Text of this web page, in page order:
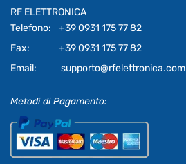
RF ELETTRONICA
Telefono:
+39 0931 175 77 82
Fax:
+39 0931 175 77 82
Email:
supporto@rfelettronica.com
Metodi di Pagamento: